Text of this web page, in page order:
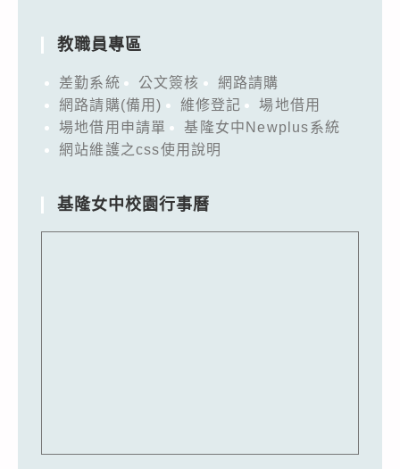
教職員專區
差勤系統 公文簽核
網路請購
網路請購(備用)
維修登記
場地借用
場地借用申請單
基隆女中Newplus系統
網站維護之css使用說明
基隆女中校園行事曆